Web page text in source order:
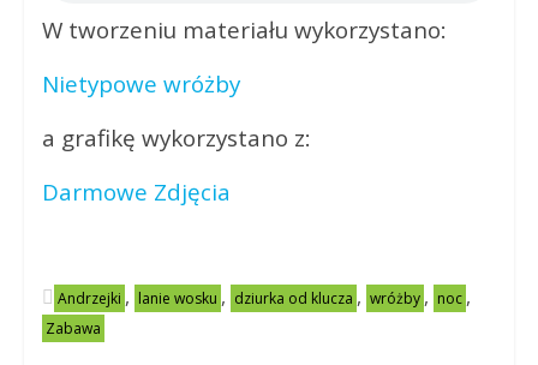
W tworzeniu materiału wykorzystano:
Nietypowe wróżby
a grafikę wykorzystano z:
Darmowe Zdjęcia
Andrzejki , lanie wosku , dziurka od klucza , wróżby , noc ,
Zabawa